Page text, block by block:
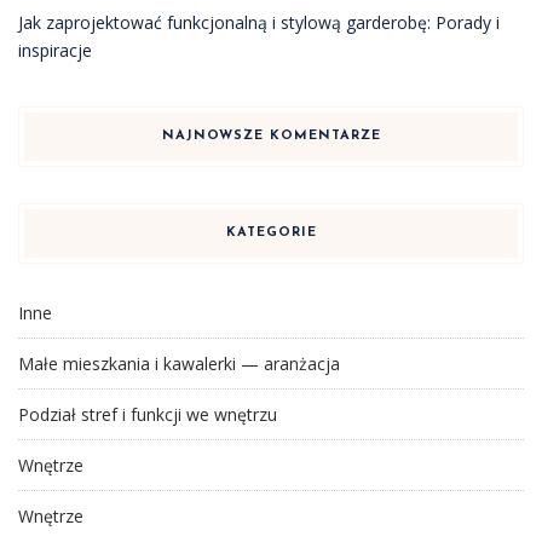
Jak zaprojektować funkcjonalną i stylową garderobę: Porady i
inspiracje
NAJNOWSZE KOMENTARZE
KATEGORIE
Inne
Małe mieszkania i kawalerki — aranżacja
Podział stref i funkcji we wnętrzu
Wnętrze
Wnętrze